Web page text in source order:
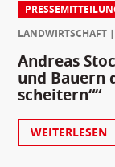
LANDWIRTSCHAFT
Andreas
und Bauern
scheitern““
WEITERLESEN